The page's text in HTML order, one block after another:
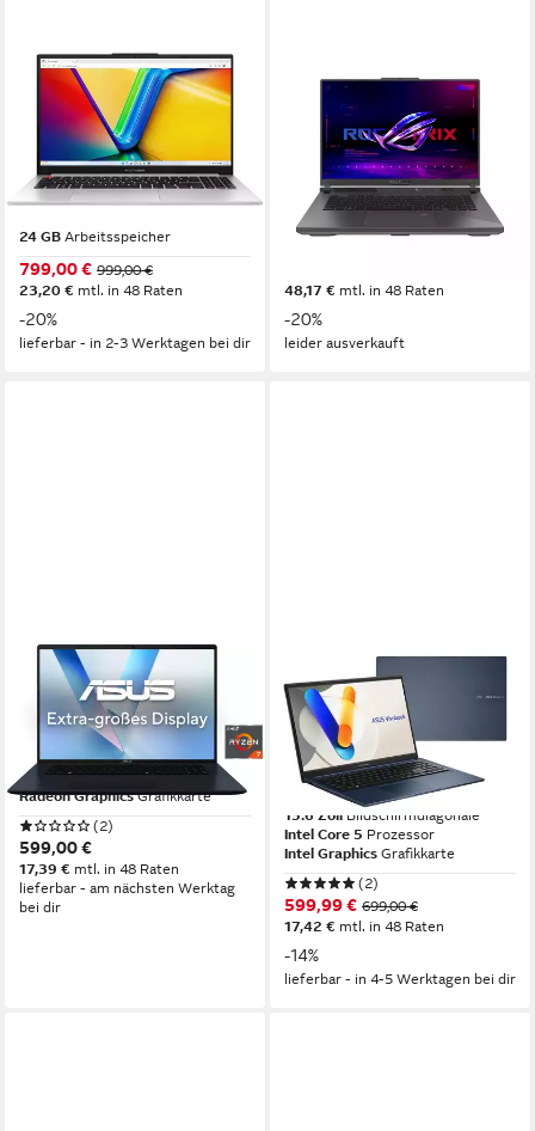
ASUS
#8228, 15.6", Intel Core i9
13900H, 10 x 5.0GHz, 16GB
RAM, 1TB SSD Business-
Notebook
15.6 Zoll Bildschirmdiagonale
24 GB Arbeitsspeicher
799,00 € 999,00 €
23,20 € mtl. in 48 Raten
-20%
lieferbar - in 2-3 Werktagen bei dir
ROG Strix G16 - 16" WUXGA
- AMD Ryzen 9 8940HX -
GeForce RTX 5070 Gaming-
Notebook
16 Zoll Bildschirmdiagonale
AMD Ryzen™ 9
Prozessor
GeForce RTX™ 5070 Grafikkarte
48,17 € mtl. in 48 Raten
-20%
leider ausverkauft
Vivobook 16 M1605NAQ-
MB092W Notebook
16 Zoll Bildschirmdiagonale
AMD Ryzen 7 Prozessor
Radeon Graphics Grafikkarte
(2)
599,00 €
17,39 € mtl. in 48 Raten
lieferbar - am nächsten Werktag
bei dir
Vivobook 15 Laptop Intel
Core 5 GHz, 16 GB RAM, 512
GB SSD, Windows 11
Notebook
15.6 Zoll Bildschirmdiagonale
Intel Core 5 Prozessor
Intel Graphics Grafikkarte
(2)
599,99 € 699,00 €
17,42 € mtl. in 48 Raten
-14%
lieferbar - in 4-5 Werktagen bei dir